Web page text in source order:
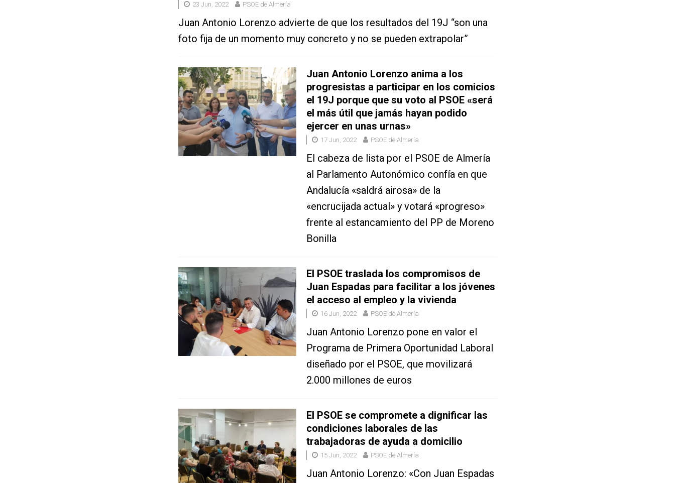
23 Jun, 2022 PSOE de Almería
Juan Antonio Lorenzo advierte de que los resultados del 19J “son una
foto fija de un momento muy concreto y no se pueden extrapolar”
Juan Antonio Lorenzo anima a los
progresistas a participar en los comicios
el 19J porque que su voto al PSOE «será
el más útil que jamás hayan podido
ejercer en unas urnas»
17 Jun, 2022 PSOE de Almería
El cabeza de lista por el PSOE de Almería
al Parlamento Autonómico confía en que
Andalucía «saldrá airosa» de la
«encrucijada actual» y votará «progreso»
frente al estancamiento del PP de Moreno
Bonilla
El PSOE traslada los compromisos de
Juan Espadas para facilitar a los jóvenes
el acceso al empleo y la vivienda
16 Jun, 2022 PSOE de Almería
Juan Antonio Lorenzo pone en valor el
Programa de Primera Oportunidad Laboral
diseñado por el PSOE, que movilizará
2.000 millones de euros
El PSOE se compromete a dignificar las
condiciones laborales de las
trabajadoras de ayuda a domicilio
15 Jun, 2022 PSOE de Almería
Juan Antonio Lorenzo: «Con Juan Espadas